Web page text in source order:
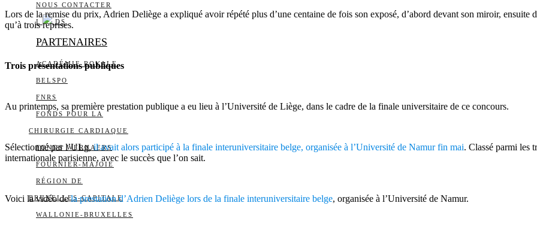
NOUS CONTACTER
I DS
PARTENAIRES
ACADÉMIE ROYALE
BELSPO
FNRS
FONDS POUR LA
CHIRURGIE CARDIAQUE
FONDS WERNAERS
FOURNIER-MAJOIE
RÉGION DE
BRUXELLES-CAPITALE
WALLONIE-BRUXELLES
Lors de la remise du prix, Adrien Deliège a expliqué avoir répété plus d’une centaine de fois son exposé, d’abord devant son miroir, ensuite
qu’à trois reprises.
Trois présentations publiques
Au printemps, sa première prestation publique a eu lieu à l’Université de Liège, dans le cadre de la finale universitaire de ce concours.
Sélectionné par l’ULg,il avait alors participé à la finale interuniversitaire belge, organisée à l’Université de Namur fin mai. Classé parmi les
internationale parisienne, avec le succès que l’on sait.
Voici la vidéo dela prestation d’Adrien Deliège lors de la finale interuniversitaire belge, organisée à l’Université de Namur.